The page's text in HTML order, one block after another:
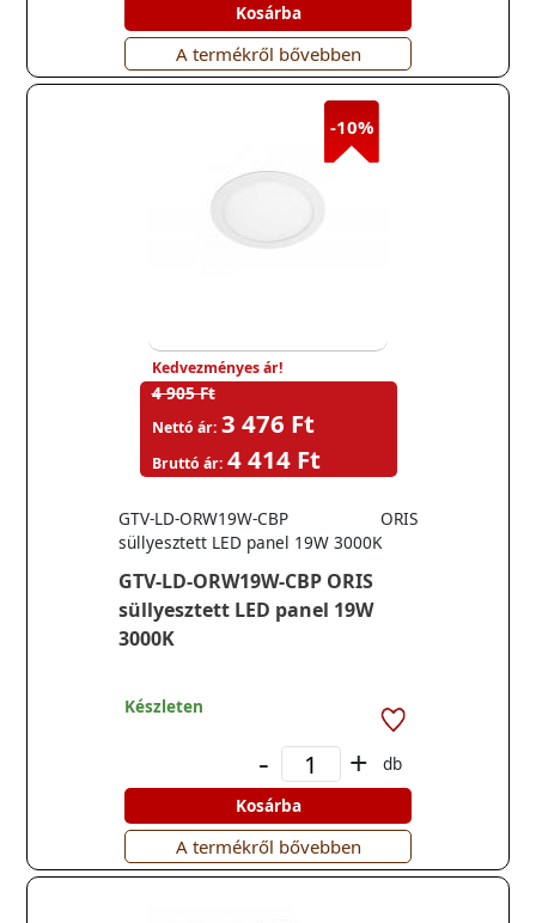
Kosárba
A termékről bővebben
-10%
GTV-LD-ORW19W-CBP ORIS
süllyesztett LED panel 19W
3000K
GTV-LD-ORW19W-CBP ORIS
süllyesztett LED panel 19W 3000K
Kedvezményes ár!
4 905 Ft
Nettó ár: 3 476 Ft
Bruttó ár: 4 414 Ft
Készleten
- +
db
Kosárba
A termékről bővebben